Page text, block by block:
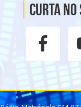
Curta